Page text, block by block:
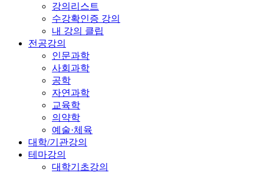
강의리스트
수강확인증 강의
내 강의 클립
전공강의
인문과학
사회과학
공학
자연과학
교육학
의약학
예술·체육
대학/기관강의
테마강의
대학기초강의